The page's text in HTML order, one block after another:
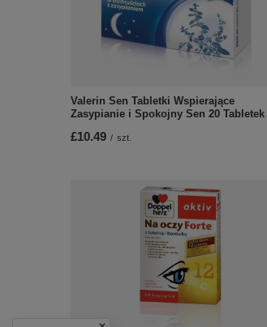
Valerin Sen Tabletki Wspierające
Zasypianie i Spokojny Sen 20 Tabletek
£10.49 / szt.